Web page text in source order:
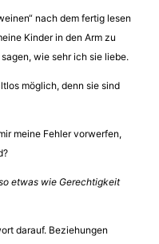
nach dem fertig lesen
Kinder in den Arm zu
wie sehr ich sie liebe.
möglich, denn sie sind
meine Fehler vorwerfen,
etwas wie Gerechtigkeit
darauf. Beziehungen